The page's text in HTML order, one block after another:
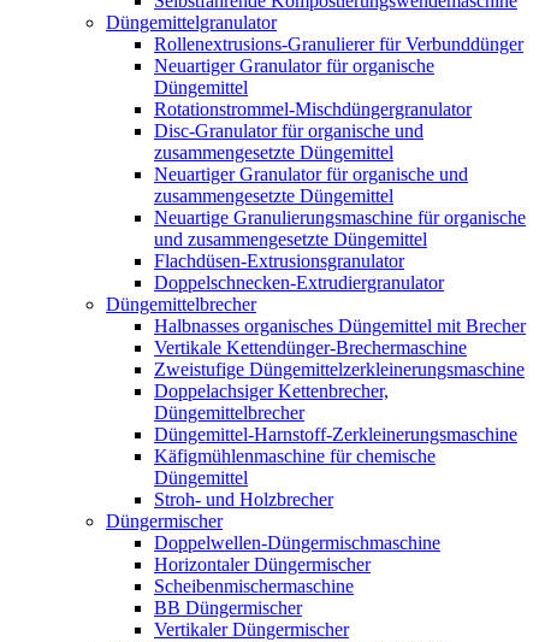
Düngemittelgranulator
Rollenextrusions-Granulierer für Verbunddünger
Neuartiger Granulator für organische
Düngemittel
Rotationstrommel-Mischdüngergranulator
Disc-Granulator für organische und
zusammengesetzte Düngemittel
Neuartiger Granulator für organische und
zusammengesetzte Düngemittel
Neuartige Granulierungsmaschine für organische
und zusammengesetzte Düngemittel
Flachdüsen-Extrusionsgranulator
Doppelschnecken-Extrudiergranulator
Düngemittelbrecher
Halbnasses organisches Düngemittel mit Brecher
Vertikale Kettendünger-Brechermaschine
Zweistufige Düngemittelzerkleinerungsmaschine
Doppelachsiger Kettenbrecher,
Düngemittelbrecher
Düngemittel-Harnstoff-Zerkleinerungsmaschine
Käfigmühlenmaschine für chemische
Düngemittel
Stroh- und Holzbrecher
Düngermischer
Doppelwellen-Düngermischmaschine
Horizontaler Düngermischer
Scheibenmischermaschine
BB Düngermischer
Vertikaler Düngermischer